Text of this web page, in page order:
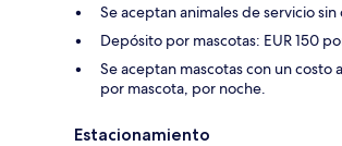
Se aceptan animales de servicio sin
Depósito por mascotas: EUR 150
Se aceptan mascotas con un costo
por mascota, por noche.
Estacionamiento